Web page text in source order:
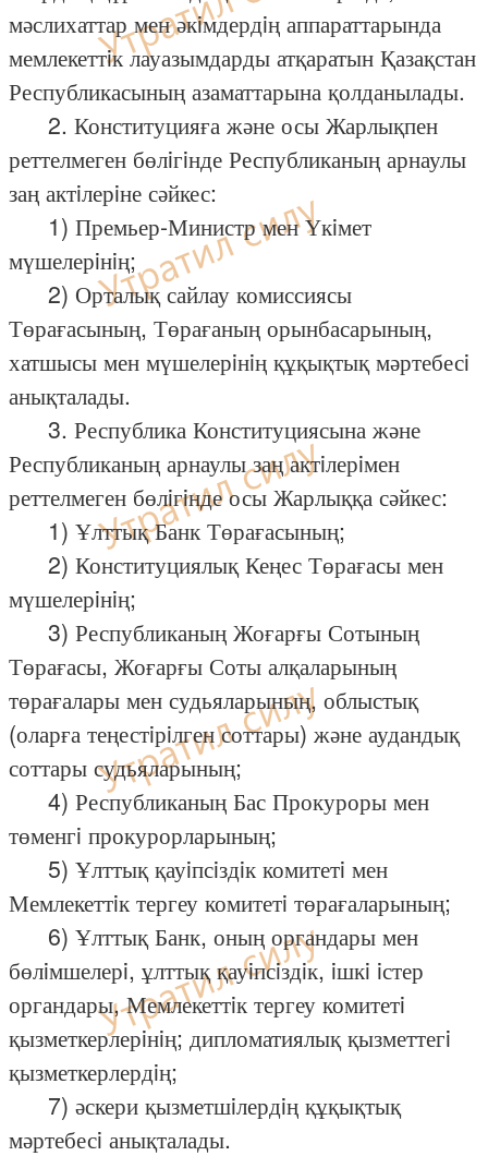
мәслихаттар мен әкiмдердiң аппараттарында
мемлекеттiк лауазымдарды атқаратын Қазақстан
Республикасының азаматтарына қолданылады.
2. Конституцияға және осы Жарлықпен
реттелмеген бөлiгiнде Республиканың арнаулы
заң актiлерiне сәйкес:
1) Премьер-Министр мен Үкiмет
мүшелерiнiң;
2) Орталық сайлау комиссиясы
Төрағасының, Төрағаның орынбасарының,
хатшысы мен мүшелерiнiң құқықтық мәртебесi
анықталады.
3. Республика Конституциясына және
Республиканың арнаулы заң актiлерiмен
реттелмеген бөлiгiнде осы Жарлыққа сәйкес:
1) Ұлттық Банк Төрағасының;
2) Конституциялық Кеңес Төрағасы мен
мүшелерiнiң;
3) Республиканың Жоғарғы Сотының
Төрағасы, Жоғарғы Соты алқаларының
төрағалары мен судьяларының, облыстық
(оларға теңестiрiлген соттары) және аудандық
соттары судьяларының;
4) Республиканың Бас Прокуроры мен
төменгi прокурорларының;
5) Ұлттық қауiпсiздiк комитетi мен
Мемлекеттiк тергеу комитетi төрағаларының;
6) Ұлттық Банк, оның органдары мен
бөлiмшелерi, ұлттық қауiпсiздiк, iшкi iстер
органдары, Мемлекеттiк тергеу комитетi
қызметкерлерiнiң; дипломатиялық қызметтегi
қызметкерлердiң;
7) әскери қызметшiлердiң құқықтық
мәртебесi анықталады.